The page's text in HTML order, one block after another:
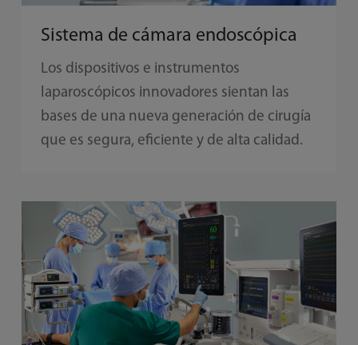
Sistema de cámara endoscópica
Los dispositivos e instrumentos
laparoscópicos innovadores sientan las
bases de una nueva generación de cirugía
que es segura, eficiente y de alta calidad.